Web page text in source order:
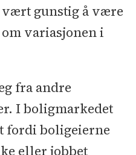
vært gunstig å være
variasjonen i
fra andre
I boligmarkedet
fordi boligeierne
eller jobbet